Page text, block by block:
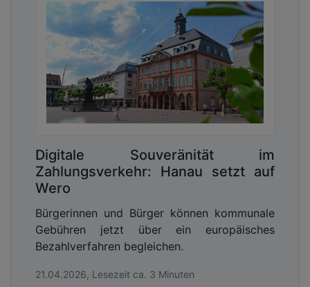
Digitale Souveränität im
Zahlungsverkehr: Hanau setzt auf
Wero
Bürgerinnen und Bürger können kommunale
Gebühren jetzt über ein europäisches
Bezahlverfahren begleichen.
21.04.2026, Lesezeit ca. 3 Minuten